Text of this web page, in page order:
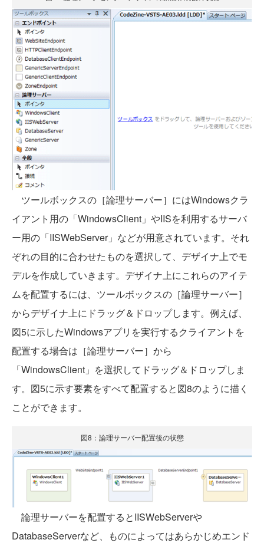
ツールボックスの［論理サーバー］にはWindowsクラ
イアント用の「WindowsClient」やIISを利用するサーバ
ー用の「IISWebServer」などが用意されています。それ
ぞれの目的に合わせたものを選択して、デザイナ上でモ
デルを作成していきます。デザイナ上にこれらのアイテ
ムを配置するには、ツールボックスの［論理サーバー］
からデザイナ上にドラッグ＆ドロップします。例えば、
図5に示したWindowsアプリを実行するクライアントを
配置する場合は［論理サーバー］から
「WindowsClient」を選択してドラッグ＆ドロップしま
す。図5に示す要素をすべて配置すると図8のように描く
ことができます。
図8：論理サーバー配置後の状態
論理サーバーを配置するとIISWebServerや
DatabaseServerなど、ものによってはあらかじめエンド